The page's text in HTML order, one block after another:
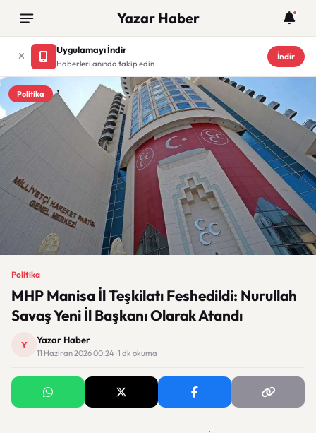
Yazar Haber
Uygulamayı İndir
Haberleri anında takip edin
İndir
Politika
Politika
MHP Manisa İl Teşkilatı Feshedildi: Nurullah
Savaş Yeni İl Başkanı Olarak Atandı
Y Yazar Haber
11 Haziran 2026 00:24 · 1 dk okuma